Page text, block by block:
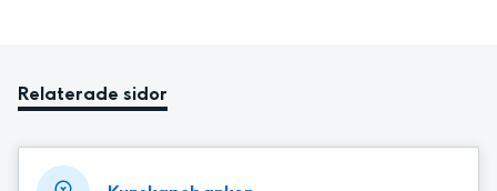
Relaterade sidor